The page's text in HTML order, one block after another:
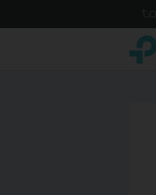
to
TP-